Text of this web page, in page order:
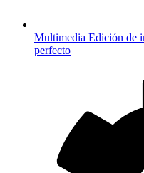
Multimedia Edición de
perfecto